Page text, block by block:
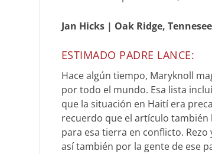
Jan Hicks| Oak Ridge, Tennesee
ESTIMADO PADRE LANCE:
Hace algún tiempo, Maryknoll
por todo el mundo. Esa lista
que la situación en Haití era
recuerdo que el artículo
para esa tierra en conflicto.
así también por la gente de ese